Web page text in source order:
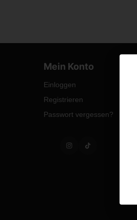
Mein Konto
Einloggen
Registrieren
Passwort vergessen?